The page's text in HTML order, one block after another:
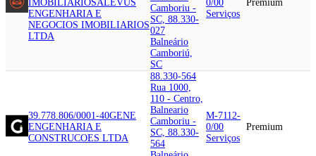
IMOBILIARIOSALEVUS
ENGENHARIA E
NEGOCIOS IMOBILIARIOS
LTDA
Camboriu -
SC, 88.330-
027
Balneário
Camboriú,
SC
0/00
Serviços
Premium
39.778.806/0001-40GENE
ENGENHARIA E
CONSTRUCOES LTDA
88.330-564
Rua 1000,
110 - Centro,
Balneario
Camboriu -
SC, 88.330-
564
M-7112-
0/00
Serviços
Premium